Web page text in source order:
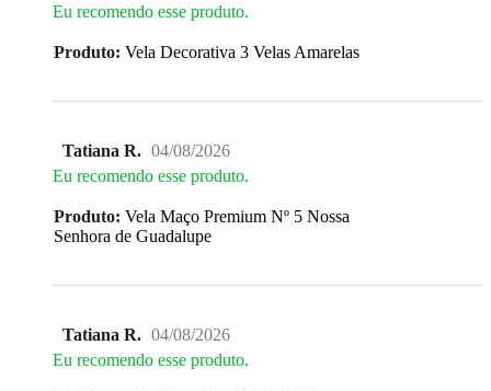
Eu recomendo esse produto.
Produto: Vela Decorativa 3 Velas Amarelas
Tatiana R. 04/08/2026
Eu recomendo esse produto.
Produto: Vela Maço Premium Nº 5 Nossa
Senhora de Guadalupe
Tatiana R. 04/08/2026
Eu recomendo esse produto.